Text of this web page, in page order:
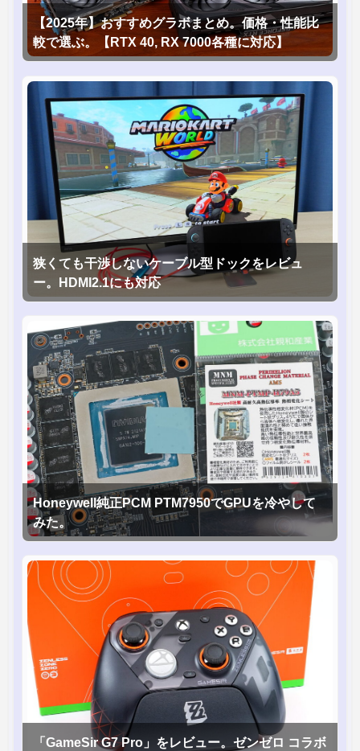
【2025年】おすすめグラボまとめ。価格・性能比
較で選ぶ。【RTX 40, RX 7000各種に対応】
狭くても干渉しないケーブル型ドックをレビュ
ー。HDMI2.1にも対応
Honeywell純正PCM PTM7950でGPUを冷やして
みた。
「GameSir G7 Pro」をレビュー。ゼンゼロ コラボ